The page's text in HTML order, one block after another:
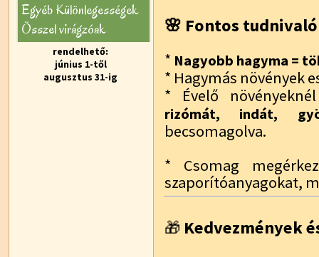
Egyéb Különlegességek
Õsszel virágzóak
rendelhető:
június 1-től
augusztus 31-ig
🌸 Fontos
* Nagyobb hagyma =
* Hagymás növények
* Évelő
rizómát, indát,
becsomagolva.
* Csomag
szaporítóanyagokat,
🎁 Kedvezmények